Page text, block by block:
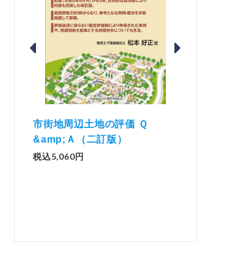
解説とQ&amp;Aでわかる 電子
帳簿等保存制度の実務（改訂
版）